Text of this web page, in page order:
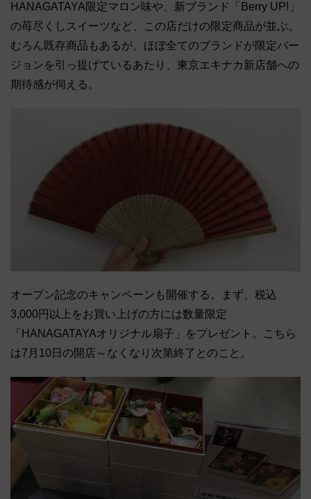
HANAGATAYA限定マロン味や、新ブランド「Berry UP!」
の苺尽くしスイーツなど、この店だけの限定商品が並ぶ。
むろん既存商品もあるが、ほぼ全てのブランドが限定バー
ジョンを引っ提げているあたり、東京エキナカ新店舗への
期待感が伺える。
オープン記念のキャンペーンも開催する。まず、税込
3,000円以上をお買い上げの方には数量限定
「HANAGATAYAオリジナル扇子」をプレゼント。こちら
は7月10日の開店～なくなり次第終了とのこと。